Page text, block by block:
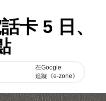
卡 5 日、
在Google
追蹤《e-zone》